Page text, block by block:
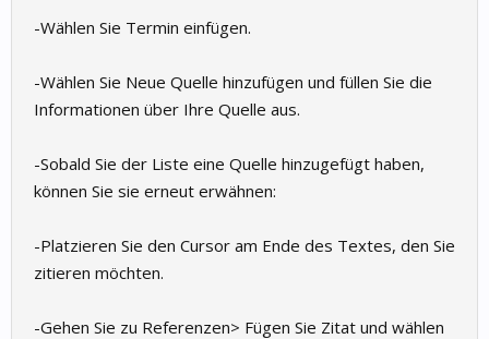
-Wählen Sie Termin einfügen.
-Wählen Sie Neue Quelle hinzufügen und füllen Sie die
Informationen über Ihre Quelle aus.
-Sobald Sie der Liste eine Quelle hinzugefügt haben,
können Sie sie erneut erwähnen:
-Platzieren Sie den Cursor am Ende des Textes, den Sie
zitieren möchten.
-Gehen Sie zu Referenzen> Fügen Sie Zitat und wählen